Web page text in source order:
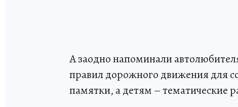
А заодно напоминали
правил дорожного движения для
памятки, а детям – тематические